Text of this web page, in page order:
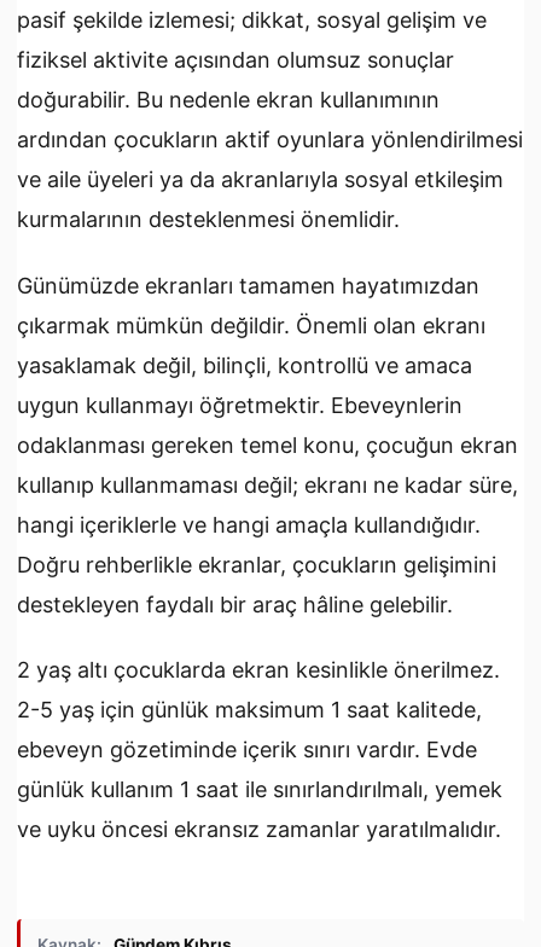
pasif şekilde izlemesi; dikkat, sosyal gelişim ve
fiziksel aktivite açısından olumsuz sonuçlar
doğurabilir. Bu nedenle ekran kullanımının
ardından çocukların aktif oyunlara yönlendirilmesi
ve aile üyeleri ya da akranlarıyla sosyal etkileşim
kurmalarının desteklenmesi önemlidir.
Günümüzde ekranları tamamen hayatımızdan
çıkarmak mümkün değildir. Önemli olan ekranı
yasaklamak değil, bilinçli, kontrollü ve amaca
uygun kullanmayı öğretmektir. Ebeveynlerin
odaklanması gereken temel konu, çocuğun ekran
kullanıp kullanmaması değil; ekranı ne kadar süre,
hangi içeriklerle ve hangi amaçla kullandığıdır.
Doğru rehberlikle ekranlar, çocukların gelişimini
destekleyen faydalı bir araç hâline gelebilir.
2 yaş altı çocuklarda ekran kesinlikle önerilmez.
2-5 yaş için günlük maksimum 1 saat kalitede,
ebeveyn gözetiminde içerik sınırı vardır. Evde
günlük kullanım 1 saat ile sınırlandırılmalı, yemek
ve uyku öncesi ekransız zamanlar yaratılmalıdır.